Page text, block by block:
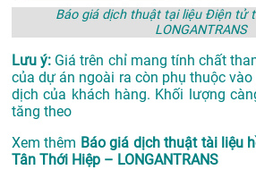
Báo giá dịch thuật tại liệu Điện tử
LONGANTRANS
Lưu ý: Giá trên chỉ mang tính chất
của dự án ngoài ra còn phụ thuộc
dịch của khách hàng. Khối lượng
tăng theo
Xem thêm Báo giá dịch thuật tài liệu
Tân Thới Hiệp – LONGANTRANS